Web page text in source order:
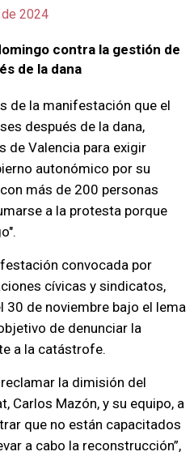
2024
contra la gestión de
de la dana
de la manifestación que el
después de la dana,
de Valencia para exigir
autonómico por su
más de 200 personas
a la protesta porque
convocada por
cívicas y sindicatos,
30 de noviembre bajo el lema
de denunciar la
a la catástrofe.
la dimisión del
Carlos Mazón, y su equipo, a
que no están capacitados
a cabo la reconstrucción”,